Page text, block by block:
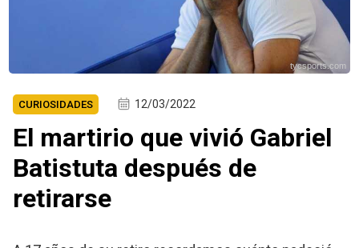
tycsports.com
CURIOSIDADES 12/03/2022
El martirio que vivió Gabriel
Batistuta después de
retirarse